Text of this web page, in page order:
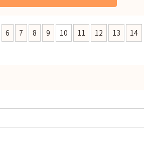
6 7 8 9 10 11 12 13
14